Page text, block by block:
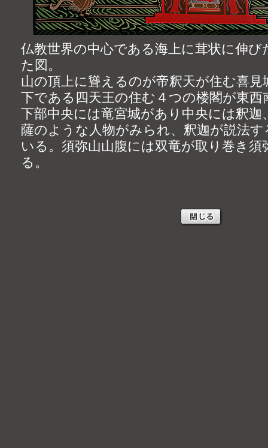
仏教世界の中心である海上に茸状に伸び
た図。
山の頂上に聳えるのが帝釈天が住む喜見
下である四天王の住む４つの楼閣が東西
下部中央には竜宮城があり中央には釈迦
薩のような人物がみられ、釈迦が説法
いる。須弥山山腹には双竜が取り巻き須
る。